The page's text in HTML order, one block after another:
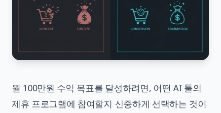
월 100만원 수익 목표를 달성하려면, 어떤 AI 툴의
제휴 프로그램에 참여할지 신중하게 선택하는 것이